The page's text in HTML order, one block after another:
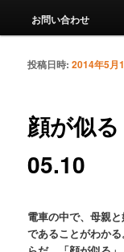
お問い合わせ
顔が似
05.10
投稿日時:2014年5月
電車の中で、母親
であることがわか